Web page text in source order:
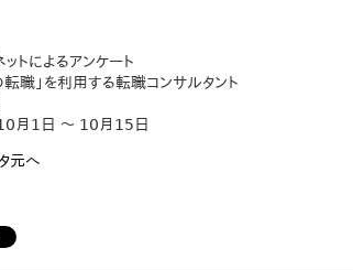
トによるアンケート
職」を利用する転職コンサルタント
月1日 ～ 10月15日
元へ